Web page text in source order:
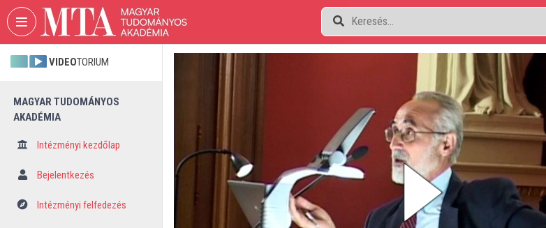
Fejléc kihagyása Menü kihagyása Tartalom kihagyása
VIDEOTORIUM
MAGYAR TUDOMÁNYOS
AKADÉMIA
Intézményi kezdőlap
Bejelentkezés
Intézményi felfedezés